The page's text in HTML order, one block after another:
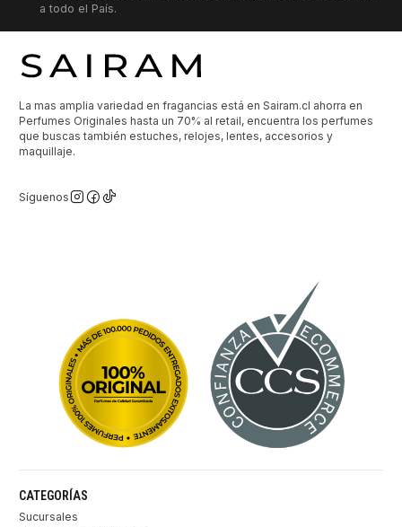
a todo el País.
La mas amplia variedad en fragancias está en Sairam.cl ahorra en
Perfumes Originales hasta un 70% al retail, encuentra los perfumes
que buscas también estuches, relojes, lentes, accesorios y
maquillaje.
Síguenos
CATEGORÍAS
Sucursales